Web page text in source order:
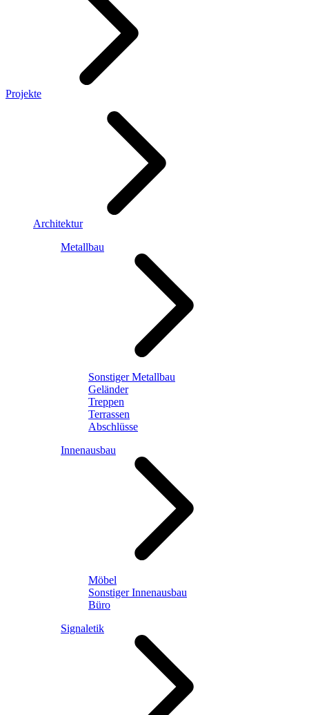
Projekte
Architektur
Metallbau
Sonstiger Metallbau
Geländer
Treppen
Terrassen
Abschlüsse
Innenausbau
Möbel
Sonstiger Innenausbau
Büro
Signaletik